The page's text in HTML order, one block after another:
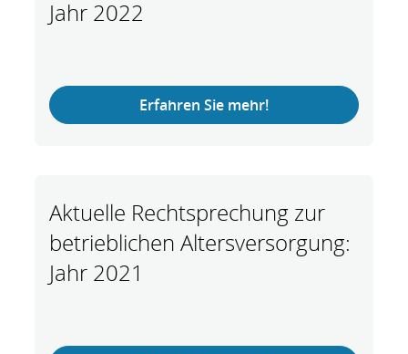
Jahr 2022
Erfahren Sie mehr!
Aktuelle Rechtsprechung zur
betrieblichen Altersversorgung:
Jahr 2021